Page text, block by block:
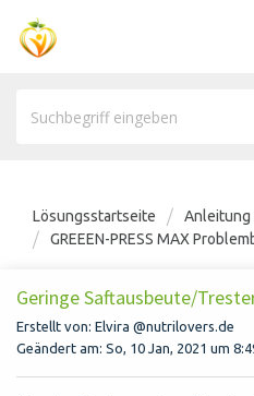
Lösungsstartseite
Anleitung
GREEEN-PRESS MAX
Geringe Saftausbeute/
Erstellt von: Elvira @nutrilovers.de
Geändert am: So, 10 Jan, 2021 um